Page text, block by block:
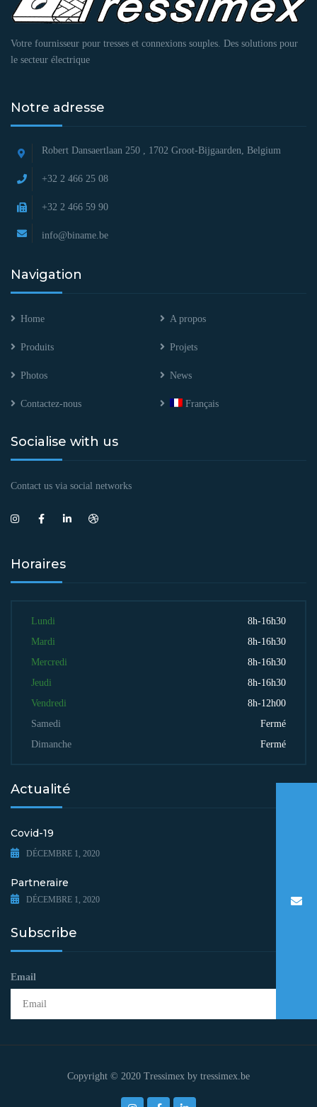
Votre fournisseur pour tresses et connexions souples. Des solutions pour
le secteur électrique
Notre adresse
Robert Dansaertlaan 250 , 1702 Groot-Bijgaarden, Belgium
+32 2 466 25 08
+32 2 466 59 90
info@biname.be
Navigation
Home A propos
Produits Projets
Photos News
Contactez-nous Français
Socialise with us
Contact us via social networks
Horaires
Lundi
8h-16h30
Mardi
8h-16h30
Mercredi
8h-16h30
Jeudi
8h-16h30
Vendredi
8h-12h00
Samedi
Fermé
Dimanche
Fermé
Actualité
Covid-19
DÉCEMBRE 1, 2020
Partneraire
DÉCEMBRE 1, 2020
Subscribe
Email
Copyright © 2020 Tressimex by tressimex.be